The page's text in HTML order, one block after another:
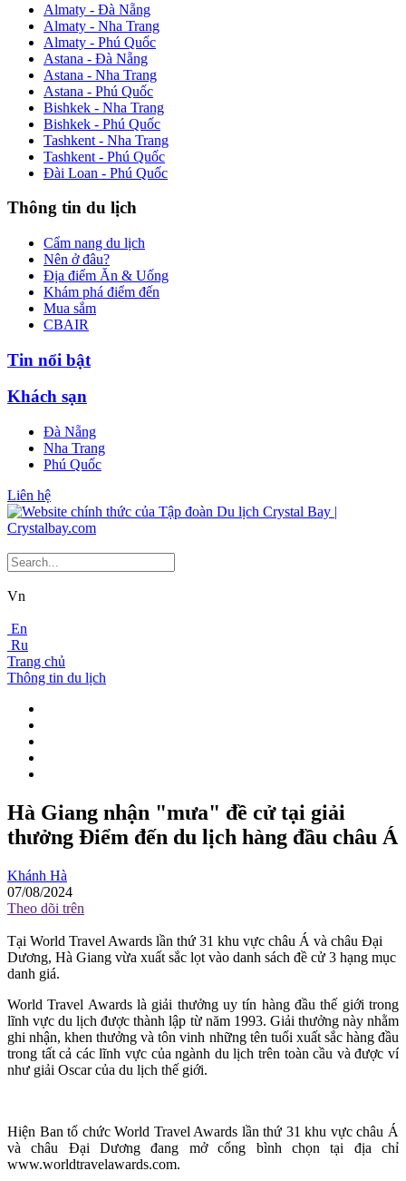
Almaty - Đà Nẵng
Almaty - Nha Trang
Almaty - Phú Quốc
Astana - Đà Nẵng
Astana - Nha Trang
Astana - Phú Quốc
Bishkek - Nha Trang
Bishkek - Phú Quốc
Tashkent - Nha Trang
Tashkent - Phú Quốc
Đài Loan - Phú Quốc
Thông tin du lịch
Cẩm nang du lịch
Nên ở đâu?
Địa điểm Ăn & Uống
Khám phá điểm đến
Mua sắm
CBAIR
Tin nổi bật
Khách sạn
Đà Nẵng
Nha Trang
Phú Quốc
Liên hệ
Vn
En
Ru
Trang chủ
Thông tin du lịch
Hà Giang nhận "mưa" đề cử tại giải
thưởng Điểm đến du lịch hàng đầu châu Á
Khánh Hà
07/08/2024
Theo dõi trên
Tại World Travel Awards lần thứ 31 khu vực châu Á và châu Đại
Dương, Hà Giang vừa xuất sắc lọt vào danh sách đề cử 3 hạng mục
danh giá.
World Travel Awards là giải thưởng uy tín hàng đầu thế giới trong
lĩnh vực du lịch được thành lập từ năm 1993. Giải thưởng này nhằm
ghi nhận, khen thưởng và tôn vinh những tên tuổi xuất sắc hàng đầu
trong tất cả các lĩnh vực của ngành du lịch trên toàn cầu và được ví
như giải Oscar của du lịch thế giới.
Hiện Ban tổ chức World Travel Awards lần thứ 31 khu vực châu Á
và châu Đại Dương đang mở cổng bình chọn tại địa chỉ
www.worldtravelawards.com.